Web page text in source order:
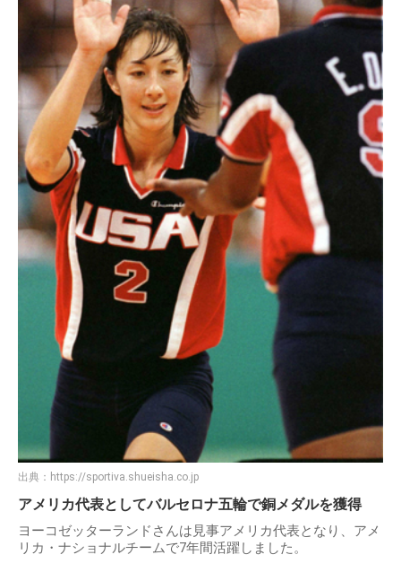
出典： https://sportiva.shueisha.co.jp
アメリカ代表としてバルセロナ五輪で銅メダルを獲得
ヨーコゼッターランドさんは見事アメリカ代表となり、アメ
リカ・ナショナルチームで7年間活躍しました。